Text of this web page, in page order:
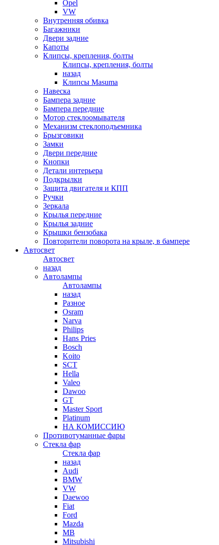
Opel
VW
Внутренняя обивка
Багажники
Двери задние
Капоты
Клипсы, крепления, болты
Клипсы, крепления, болты
назад
Клипсы Masuma
Навеска
Бампера задние
Бампера передние
Мотор стеклоомывателя
Механизм стеклоподъемника
Брызговики
Замки
Двери передние
Кнопки
Детали интерьера
Подкрылки
Защита двигателя и КПП
Ручки
Зеркала
Крылья передние
Крылья задние
Крышки бензобака
Повторители поворота на крыле, в бампере
Автосвет
Автосвет
назад
Автолампы
Автолампы
назад
Разное
Osram
Narva
Philips
Hans Pries
Bosch
Koito
SCT
Hella
Valeo
Dawoo
GT
Master Sport
Platinum
НА КОМИССИЮ
Противотуманные фары
Стекла фар
Стекла фар
назад
Audi
BMW
VW
Daewoo
Fiat
Ford
Mazda
MB
Mitsubishi